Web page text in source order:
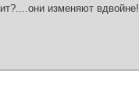
изменяют вдвойне!